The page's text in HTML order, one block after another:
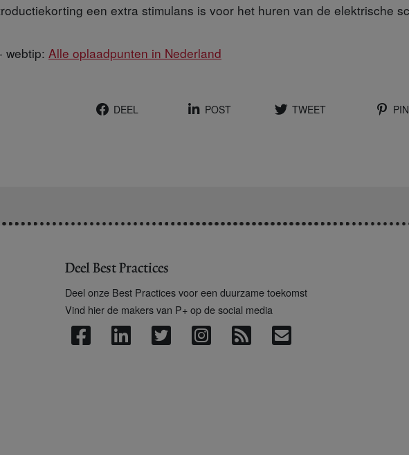
een extra stimulans is voor het huren van de elektrische
webtip: Alle oplaadpunten in Nederland
DEEL POST TWEET PIN
Deel Best Practices
Deel onze Best Practices voor een duurzame toekomst
Vind hier de makers van P+ op de social media